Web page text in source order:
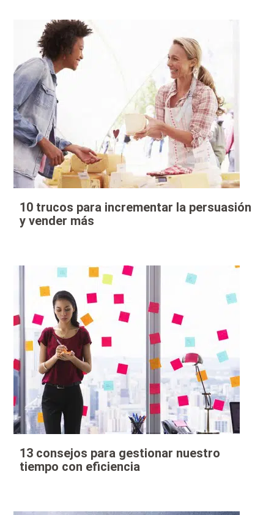
10 trucos para incrementar la persuasión
y vender más
13 consejos para gestionar nuestro
tiempo con eficiencia